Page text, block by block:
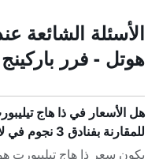
الأسئلة الشائعة
هوتل - فرر باركينج
هل الأسعار في ذا هاج
للمقارنة بفنادق 3 نجوم في لاهاي؟
يكون سعر ذا هاج تيليبورت